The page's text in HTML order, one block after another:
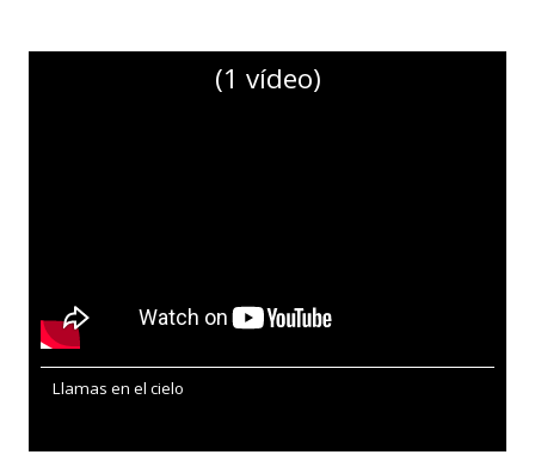
(1 vídeo)
Llamas en el cielo